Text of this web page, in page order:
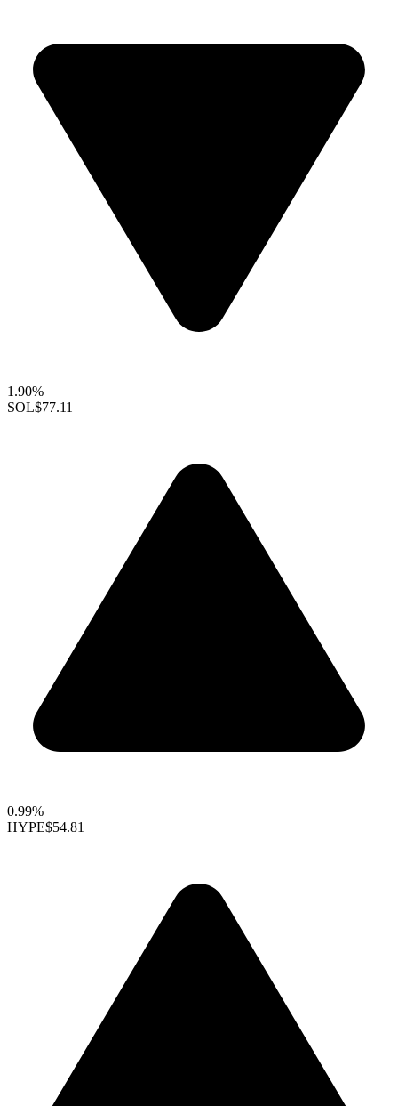
1.90%
SOL$77.11
0.99%
HYPE$54.81